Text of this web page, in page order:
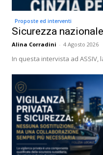
Proposte ed interventi
Sicurezza
Alina Corradini - 4 Agosto 2026
In questa intervista ad ASSIV,